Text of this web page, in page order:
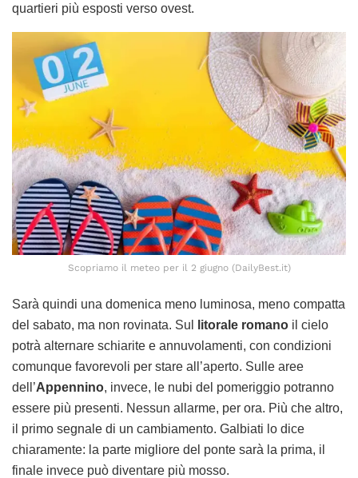
quartieri più esposti verso ovest.
Scopriamo il meteo per il 2 giugno (DailyBest.it)
Sarà quindi una domenica meno luminosa, meno compatta
del sabato, ma non rovinata. Sul
litorale romano il cielo
potrà alternare schiarite e annuvolamenti, con condizioni
comunque favorevoli per stare all’aperto. Sulle aree
dell’Appennino, invece, le nubi del pomeriggio potranno
essere più presenti. Nessun allarme, per ora. Più che altro,
il primo segnale di un cambiamento. Galbiati lo dice
chiaramente: la parte migliore del ponte sarà la prima, il
finale invece può diventare più mosso.